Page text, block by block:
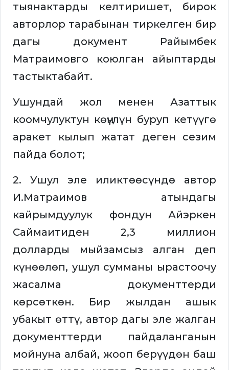
тыянактарды келтиришет, бирок
авторлор тарабынан тиркелген бир
дагы документ Райымбек
Матраимовго коюлган айыптарды
тастыктабайт.
Ушундай жол менен Азаттык
коомчулуктун көңүлүн буруп кетүүгө
аракет кылып жатат деген сезим
пайда болот;
2. Ушул эле иликтөөсүндө автор
И.Матраимов атындагы
кайрымдуулук фондун Айэркен
Саймаитиден 2,3 миллион
долларды мыйзамсыз алган деп
күнөөлөп, ушул сумманы ырастоочу
жасалма документтерди
көрсөткөн. Бир жылдан ашык
убакыт өттү, автор дагы эле жалган
документтерди пайдаланганын
мойнуна албай, жооп берүүдөн баш